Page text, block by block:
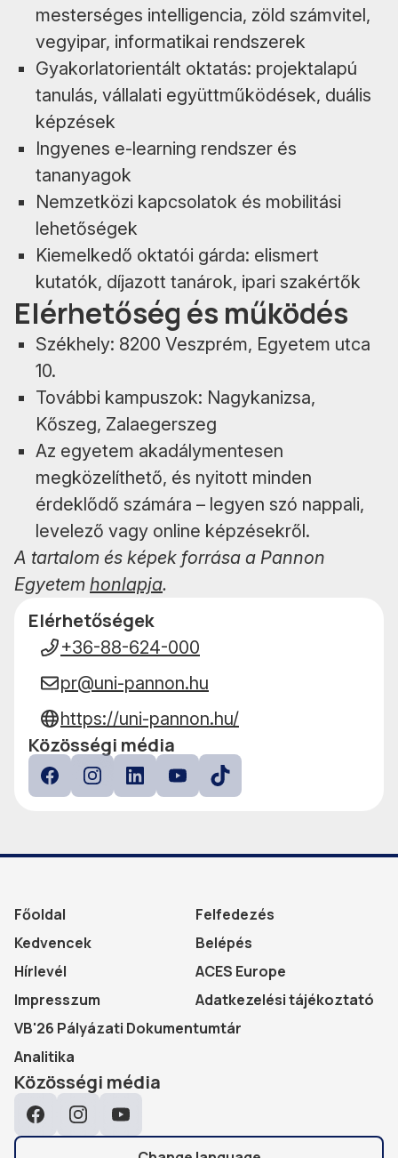
mesterséges intelligencia, zöld számvitel,
vegyipar, informatikai rendszerek
Gyakorlatorientált oktatás: projektalapú
tanulás, vállalati együttműködések, duális
képzések
Ingyenes e-learning rendszer és
tananyagok
Nemzetközi kapcsolatok és mobilitási
lehetőségek
Kiemelkedő oktatói gárda: elismert
kutatók, díjazott tanárok, ipari szakértők
Elérhetőség és működés
Székhely: 8200 Veszprém, Egyetem utca
10.
További kampuszok: Nagykanizsa,
Kőszeg, Zalaegerszeg
Az egyetem akadálymentesen
megközelíthető, és nyitott minden
érdeklődő számára – legyen szó nappali,
levelező vagy online képzésekről.
A tartalom és képek forrása a Pannon
Egyetem honlapja.
Adatok
Elérhetőségek
+36-88-624-000
pr@uni-pannon.hu
https://uni-pannon.hu/
Közösségi média
Főoldal
Felfedezés
Kedvencek
Belépés
Hírlevél
ACES Europe
Impresszum
Adatkezelési tájékoztató
VB'26 Pályázati Dokumentumtár
Analitika
Közösségi média
FacebookInstagramYouTube